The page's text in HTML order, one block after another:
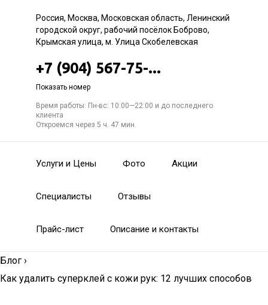
Россия, Москва, Московская область, Ленинский
городской округ, рабочий посёлок Боброво,
Крымская улица, м. Улица Скобелевская
+7 (904) 567-75-...
Показать номер
Время работы: Пн-вс: 10:00—22:00 и до последнего
клиента
Откроемся через 5 ч. 47 мин.
Услуги и Цены Фото Акции
Специалисты Отзывы
Прайс-лист Описание и контакты
Блог ›
Как удалить суперклей с кожи рук: 12 лучших способов